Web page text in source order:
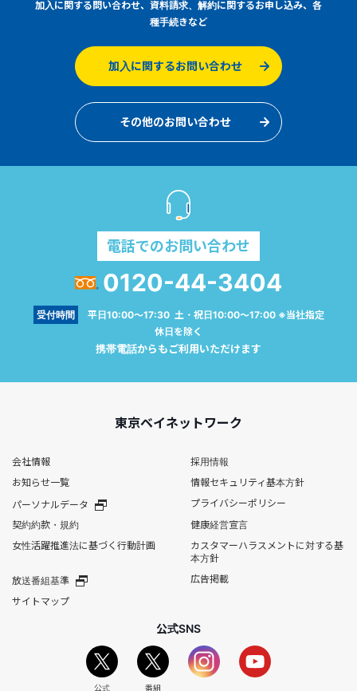
加入に関する問い合わせ、資料請求、解約に関するお申し込み、各
種手続きなど
加入に関するお問い合わせ
その他のお問い合わせ
電話でのお問い合わせ
0120-44-3404
受付時間
平日10:00～17:30 土・祝日10:00～17:00 ※当社指定
休日を除く
携帯電話からもご利用いただけます
東京ベイネットワーク
会社情報
採用情報
お知らせ一覧
情報セキュリティ基本方針
パーソナルデータ
プライバシーポリシー
契約約款・規約
健康経営宣言
女性活躍推進法に基づく行動計画
カスタマーハラスメントに対する基
本方針
放送番組基準
広告掲載
サイトマップ
公式SNS
公式 番組